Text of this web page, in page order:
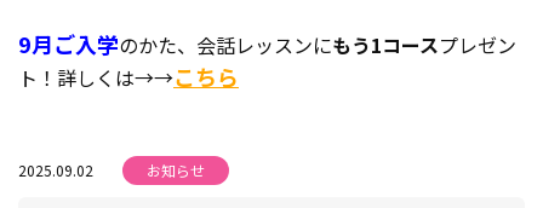
9月ご入学のかた、会話レッスンにもう1コースプレゼン
ト！詳しくは→→こちら
2025.09.02 お知らせ